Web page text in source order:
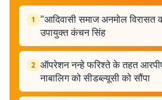
1
"आदिवासी समाज अनमोल विरासत
उपायुक्त कंचन सिंह
2 ऑपरेशन नन्हे फरिश्ते के तहत
नाबालिग को सीडब्ल्यूसी को सौंपा